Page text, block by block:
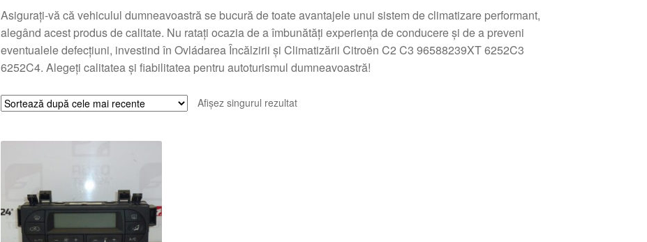
Asigurați-vă că vehiculul dumneavoastră se bucură de toate avantajele unui sistem de climatizare performant,
alegând acest produs de calitate. Nu ratați ocazia de a îmbunătăți experiența de conducere și de a preveni
eventualele defecțiuni, investind în Ovládarea Încălzirii și Climatizării Citroën C2 C3 96588239XT 6252C3
6252C4. Alegeți calitatea și fiabilitatea pentru autoturismul dumneavoastră!
Afișez singurul rezultat